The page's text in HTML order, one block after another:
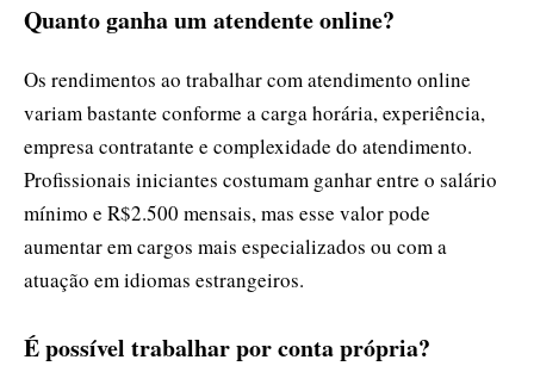
Quanto ganha um atendente online?
Os rendimentos ao trabalhar com atendimento online
variam bastante conforme a carga horária, experiência,
empresa contratante e complexidade do atendimento.
Profissionais iniciantes costumam ganhar entre o salário
mínimo e R$2.500 mensais, mas esse valor pode
aumentar em cargos mais especializados ou com a
atuação em idiomas estrangeiros.
É possível trabalhar por conta própria?